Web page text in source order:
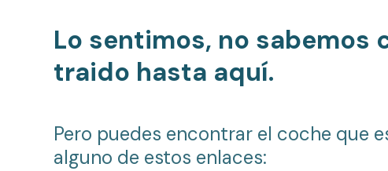
Lo sentimos, no sabemos
traido hasta aquí.
Pero puedes encontrar el coche que
alguno de estos enlaces: